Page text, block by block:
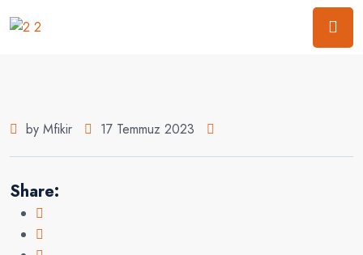
by Mfikir 17 Temmuz 2023
Share: